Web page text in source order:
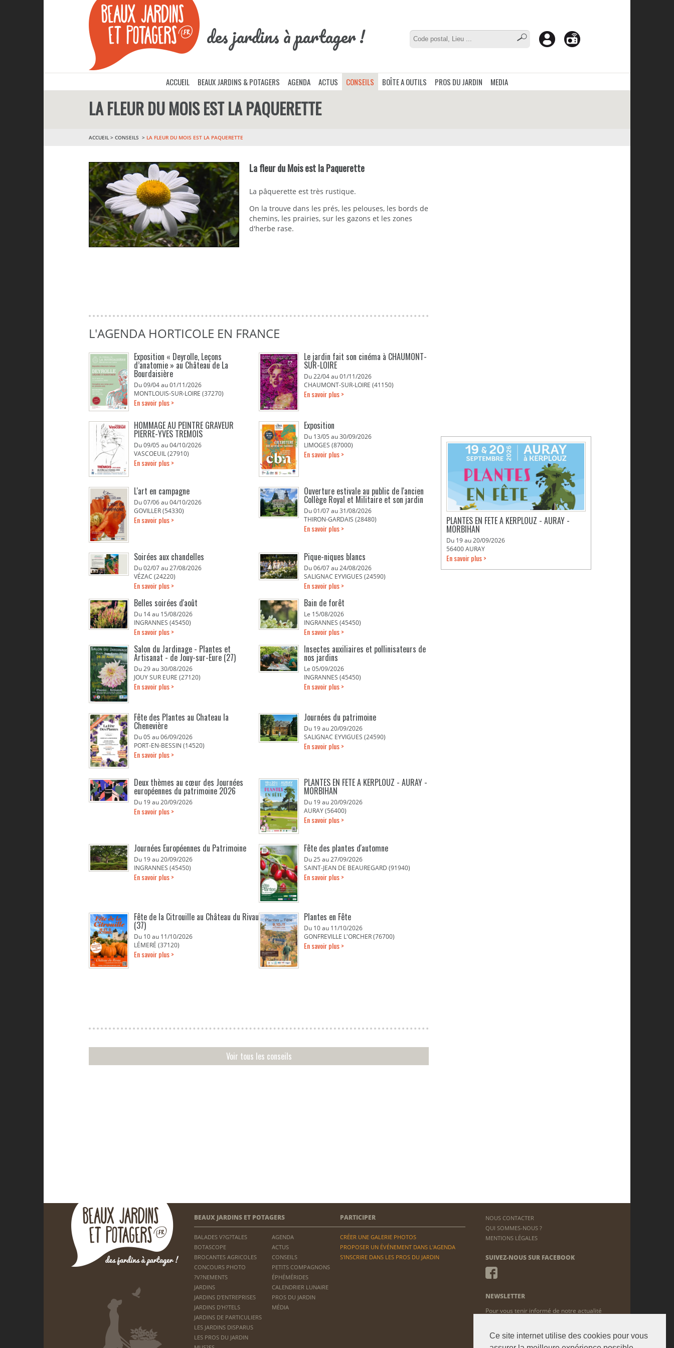
Ce site internet utilise des cookies pour vous
des jardins à partager !
ACCUEIL BEAUX JARDINS & POTAGERS AGENDA ACTUS CONSEILS BOÎTE A OUTILS PROS DU JARDIN MEDIA
LA FLEUR DU MOIS EST LA PAQUERETTE
ACCUEIL > CONSEILS LA FLEUR DU MOIS EST LA PAQUERETTE
La fleur du Mois est la Paquerette
La pâquerette est très rustique.
On la trouve dans les prés, les pelouses, les bords de
chemins, les prairies, sur les gazons et les zones
d'herbe rase.
L'AGENDA HORTICOLE EN FRANCE
Exposition « Deyrolle, Leçons
d’anatomie » au Château de La
Bourdaisière
Du 09/04 au 01/11/2026
MONTLOUIS-SUR-LOIRE (37270)
En savoir plus >
Le jardin fait son cinéma à CHAUMONT-
SUR-LOIRE
Du 22/04 au 01/11/2026
CHAUMONT-SUR-LOIRE (41150)
En savoir plus >
HOMMAGE AU PEINTRE GRAVEUR
PIERRE-YVES TREMOIS
Du 09/05 au 04/10/2026
VASCOEUIL (27910)
En savoir plus >
Exposition
Du 13/05 au 30/09/2026
LIMOGES (87000)
En savoir plus >
L'art en campagne
Du 07/06 au 04/10/2026
GOVILLER (54330)
En savoir plus >
Ouverture estivale au public de l'ancien
Collège Royal et Militaire et son jardin
Du 01/07 au 31/08/2026
THIRON-GARDAIS (28480)
En savoir plus >
Soirées aux chandelles
Du 02/07 au 27/08/2026
VÉZAC (24220)
En savoir plus >
Pique-niques blancs
Du 06/07 au 24/08/2026
SALIGNAC EYVIGUES (24590)
En savoir plus >
Belles soirées d'août
Du 14 au 15/08/2026
INGRANNES (45450)
En savoir plus >
Bain de forêt
Le 15/08/2026
INGRANNES (45450)
En savoir plus >
Salon du Jardinage - Plantes et
Artisanat - de Jouy-sur-Eure (27)
Du 29 au 30/08/2026
JOUY SUR EURE (27120)
En savoir plus >
Insectes auxiliaires et pollinisateurs de
nos jardins
Le 05/09/2026
INGRANNES (45450)
En savoir plus >
Fête des Plantes au Chateau la
Chenevière
Du 05 au 06/09/2026
PORT-EN-BESSIN (14520)
En savoir plus >
Journées du patrimoine
Du 19 au 20/09/2026
SALIGNAC EYVIGUES (24590)
En savoir plus >
Deux thèmes au cœur des Journées
européennes du patrimoine 2026
Du 19 au 20/09/2026
En savoir plus >
PLANTES EN FETE A KERPLOUZ - AURAY -
MORBIHAN
Du 19 au 20/09/2026
AURAY (56400)
En savoir plus >
Journées Européennes du Patrimoine
Du 19 au 20/09/2026
INGRANNES (45450)
En savoir plus >
Fête des plantes d'automne
Du 25 au 27/09/2026
SAINT-JEAN DE BEAUREGARD (91940)
En savoir plus >
Fête de la Citrouille au Château du Rivau
(37)
Du 10 au 11/10/2026
LÉMERÉ (37120)
En savoir plus >
Plantes en Fête
Du 10 au 11/10/2026
GONFREVILLE L'ORCHER (76700)
En savoir plus >
Voir tous les conseils
PLANTES EN FETE A KERPLOUZ - AURAY -
MORBIHAN
Du 19 au 20/09/2026
56400 AURAY
En savoir plus >
BEAUX JARDINS ET POTAGERS
BALADES V?G?TALES
BOTASCOPE
BROCANTES AGRICOLES
CONCOURS PHOTO
?V?NEMENTS
JARDINS
JARDINS D'ENTREPRISES
JARDINS D'H?TELS
JARDINS DE PARTICULIERS
LES JARDINS DISPARUS
LES PROS DU JARDIN
AGENDA
ACTUS
CONSEILS
PETITS COMPAGNONS
ÉPHÉMÉRIDES
CALENDRIER LUNAIRE
PROS DU JARDIN
MÉDIA
PARTICIPER
CRÉER UNE GALERIE PHOTOS
PROPOSER UN ÉVÉNEMENT DANS L'AGENDA
S'INSCRIRE DANS LES PROS DU JARDIN
NOUS CONTACTER
QUI SOMMES-NOUS ?
MENTIONS LÉGALES
SUIVEZ-NOUS SUR FACEBOOK
NEWSLETTER
Pour vous tenir informé de notre actualité